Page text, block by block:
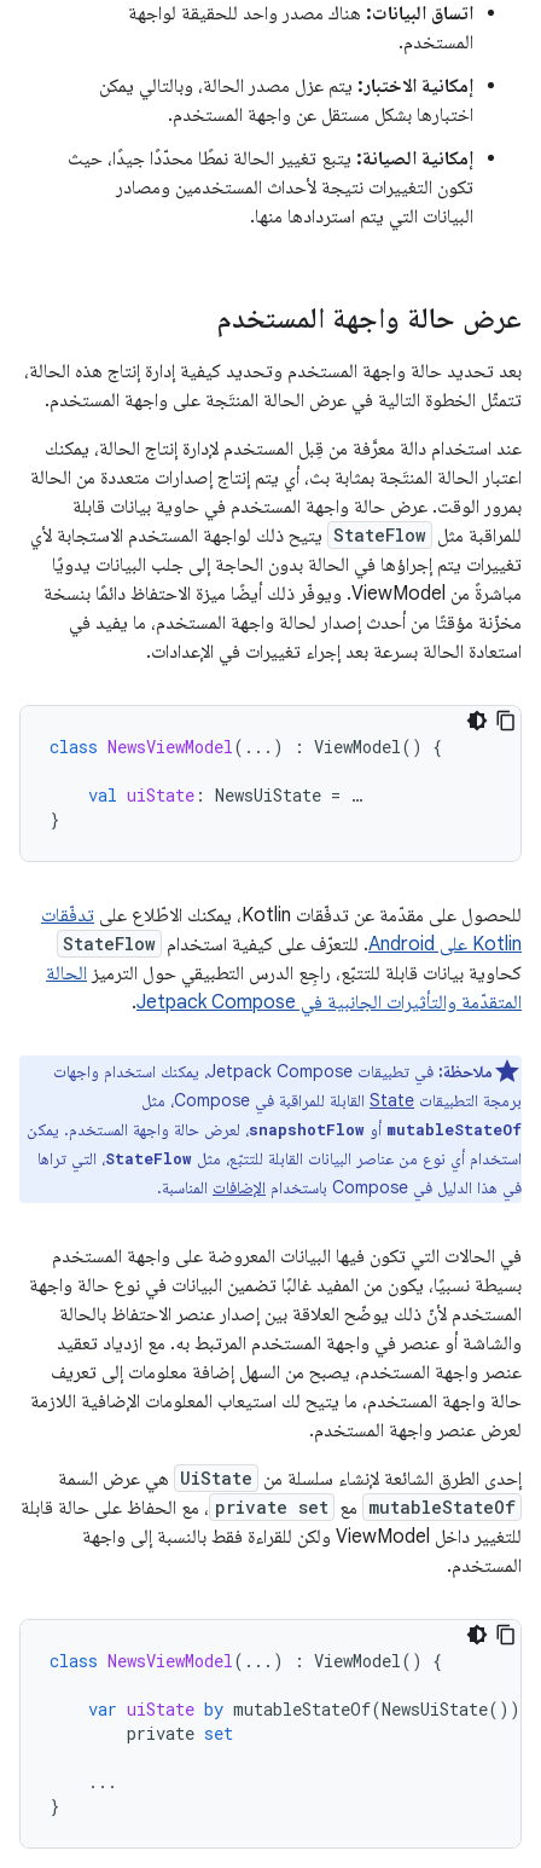
اتساق البيانات: هناك مصدر واحد للحقيقة لواجهة
المستخدم.
إمكانية الاختبار: يتم عزل مصدر الحالة، وبالتالي يمكن
اختبارها بشكل مستقل عن واجهة المستخدم.
إمكانية الصيانة: يتبع تغيير الحالة نمطًا محدّدًا جيدًا، حيث
تكون التغييرات نتيجة لأحداث المستخدمين ومصادر
البيانات التي يتم استردادها منها.
عرض حالة واجهة المستخدم
بعد تحديد حالة واجهة المستخدم وتحديد كيفية إدارة إنتاج هذه الحالة،
تتمثّل الخطوة التالية في عرض الحالة المنتَجة على واجهة المستخدم.
عند استخدام دالة معرَّفة من قِبل المستخدم لإدارة إنتاج الحالة، يمكنك
اعتبار الحالة المنتَجة بمثابة بث، أي يتم إنتاج إصدارات متعددة من الحالة
بمرور الوقت. عرض حالة واجهة المستخدم في حاوية بيانات قابلة
للمراقبة مثل StateFlow يتيح ذلك لواجهة المستخدم الاستجابة لأي
تغييرات يتم إجراؤها في الحالة بدون الحاجة إلى جلب البيانات يدويًا
مباشرةً من ViewModel. ويوفّر ذلك أيضًا ميزة الاحتفاظ دائمًا بنسخة
مخزّنة مؤقتًا من أحدث إصدار لحالة واجهة المستخدم، ما يفيد في
استعادة الحالة بسرعة بعد إجراء تغييرات في الإعدادات.
class NewsViewModel(...) : ViewModel() {
val uiState : NewsUiState = …
}
للحصول على مقدّمة عن تدفّقات Kotlin، يمكنك الاطّلاع على
تدفّقات
Kotlin على Android
. للتعرّف على كيفية استخدام StateFlow
كحاوية بيانات قابلة للتتبّع، راجِع الدرس التطبيقي حول الترميز الحالة
المتقدّمة والتأثيرات الجانبية في Jetpack Compose
.
ملاحظة:
في تطبيقات Jetpack Compose، يمكنك استخدام واجهات
برمجة التطبيقات State القابلة للمراقبة في Compose، مثل
mutableStateOf أو snapshotFlow، لعرض حالة واجهة المستخدم. يمكن
استخدام أي نوع من عناصر البيانات القابلة للتتبّع، مثل StateFlow، التي تراها
في هذا الدليل في Compose باستخدام
الإضافات المناسبة.
في الحالات التي تكون فيها البيانات المعروضة على واجهة المستخدم
بسيطة نسبيًا، يكون من المفيد غالبًا تضمين البيانات في نوع حالة واجهة
المستخدم لأنّ ذلك يوضّح العلاقة بين إصدار عنصر الاحتفاظ بالحالة
والشاشة أو عنصر في واجهة المستخدم المرتبط به. مع ازدياد تعقيد
عنصر واجهة المستخدم، يصبح من السهل إضافة معلومات إلى تعريف
حالة واجهة المستخدم، ما يتيح لك استيعاب المعلومات الإضافية اللازمة
لعرض عنصر واجهة المستخدم.
إحدى الطرق الشائعة لإنشاء سلسلة من UiState هي عرض السمة
mutableStateOf مع private set ، مع الحفاظ على حالة قابلة
للتغيير داخل ViewModel ولكن للقراءة فقط بالنسبة إلى واجهة
المستخدم.
class NewsViewModel(...) : ViewModel() {
var uiState by mutableStateOf(NewsUiState())
private set
...
}